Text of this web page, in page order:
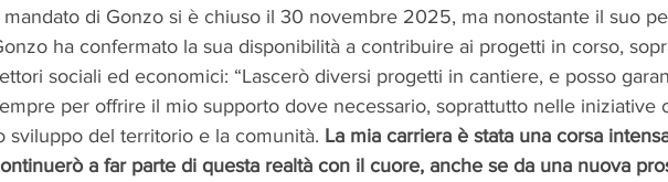
mandato di Gonzo si è chiuso il 30 novembre 2025, ma nonostante il suo
ha confermato la sua disponibilità a contribuire ai progetti in corso,
sociali ed economici: “Lascerò diversi progetti in cantiere, e posso
per offrire il mio supporto dove necessario, soprattutto nelle iniziative
sviluppo del territorio e la comunità. La mia carriera è stata una corsa
a far parte di questa realtà con il cuore, anche se da una nuova